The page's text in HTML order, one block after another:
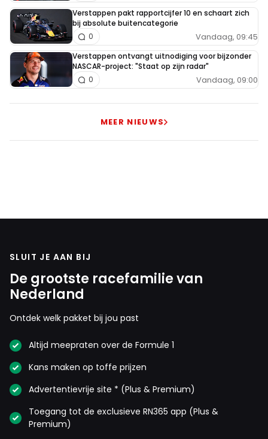
Verstappen pakt rapportcijfer 10 en schaart zich
bij absolute buitencategorie
Vandaag, 09:45
0
Verstappen ontvangt uitnodiging voor bijzonder
NASCAR-project: "Staat op zijn radar"
Vandaag, 09:00
0
MEER NIEUWS
SLUIT JE AAN BIJ
De grootste racefamilie van
Nederland
Ontdek welk pakket bij jou past
Altijd meepraten over de Formule 1
Kans maken op toffe prijzen
Advertentievrije site * (Plus & Premium)
Toegang tot de exclusieve RN365 app (Plus &
Premium)